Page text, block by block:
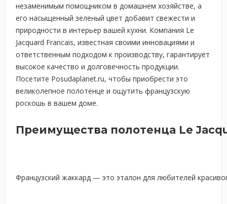
незаменимым помощником в домашнем хозяйстве, а
его насыщенный зеленый цвет добавит свежести и
природности в интерьер вашей кухни. Компания Le
Jacquard Francais, известная своими инновациями и
ответственным подходом к производству, гарантирует
высокое качество и долговечность продукции.
Посетите Posudaplanet.ru, чтобы приобрести это
великолепное полотенце и ощутить французскую
роскошь в вашем доме.
Преимущества полотенца Le
Французский жаккард — это эталон для любителей